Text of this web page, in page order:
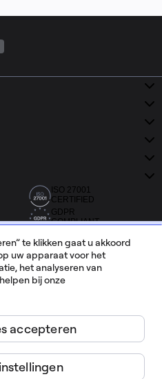
ISO 27001
CERTIFIED
GDPR
COMPLIANT
Capterra, G2 en Trustradius.
te klikken gaat u akkoord
uw apparaat voor het
het analyseren van
bij onze
accepteren